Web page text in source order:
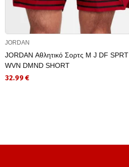
JORDAN
JORDAN Αθλητικό Σορτς M J DF SPRT
WVN DMND SHORT
32.99 €